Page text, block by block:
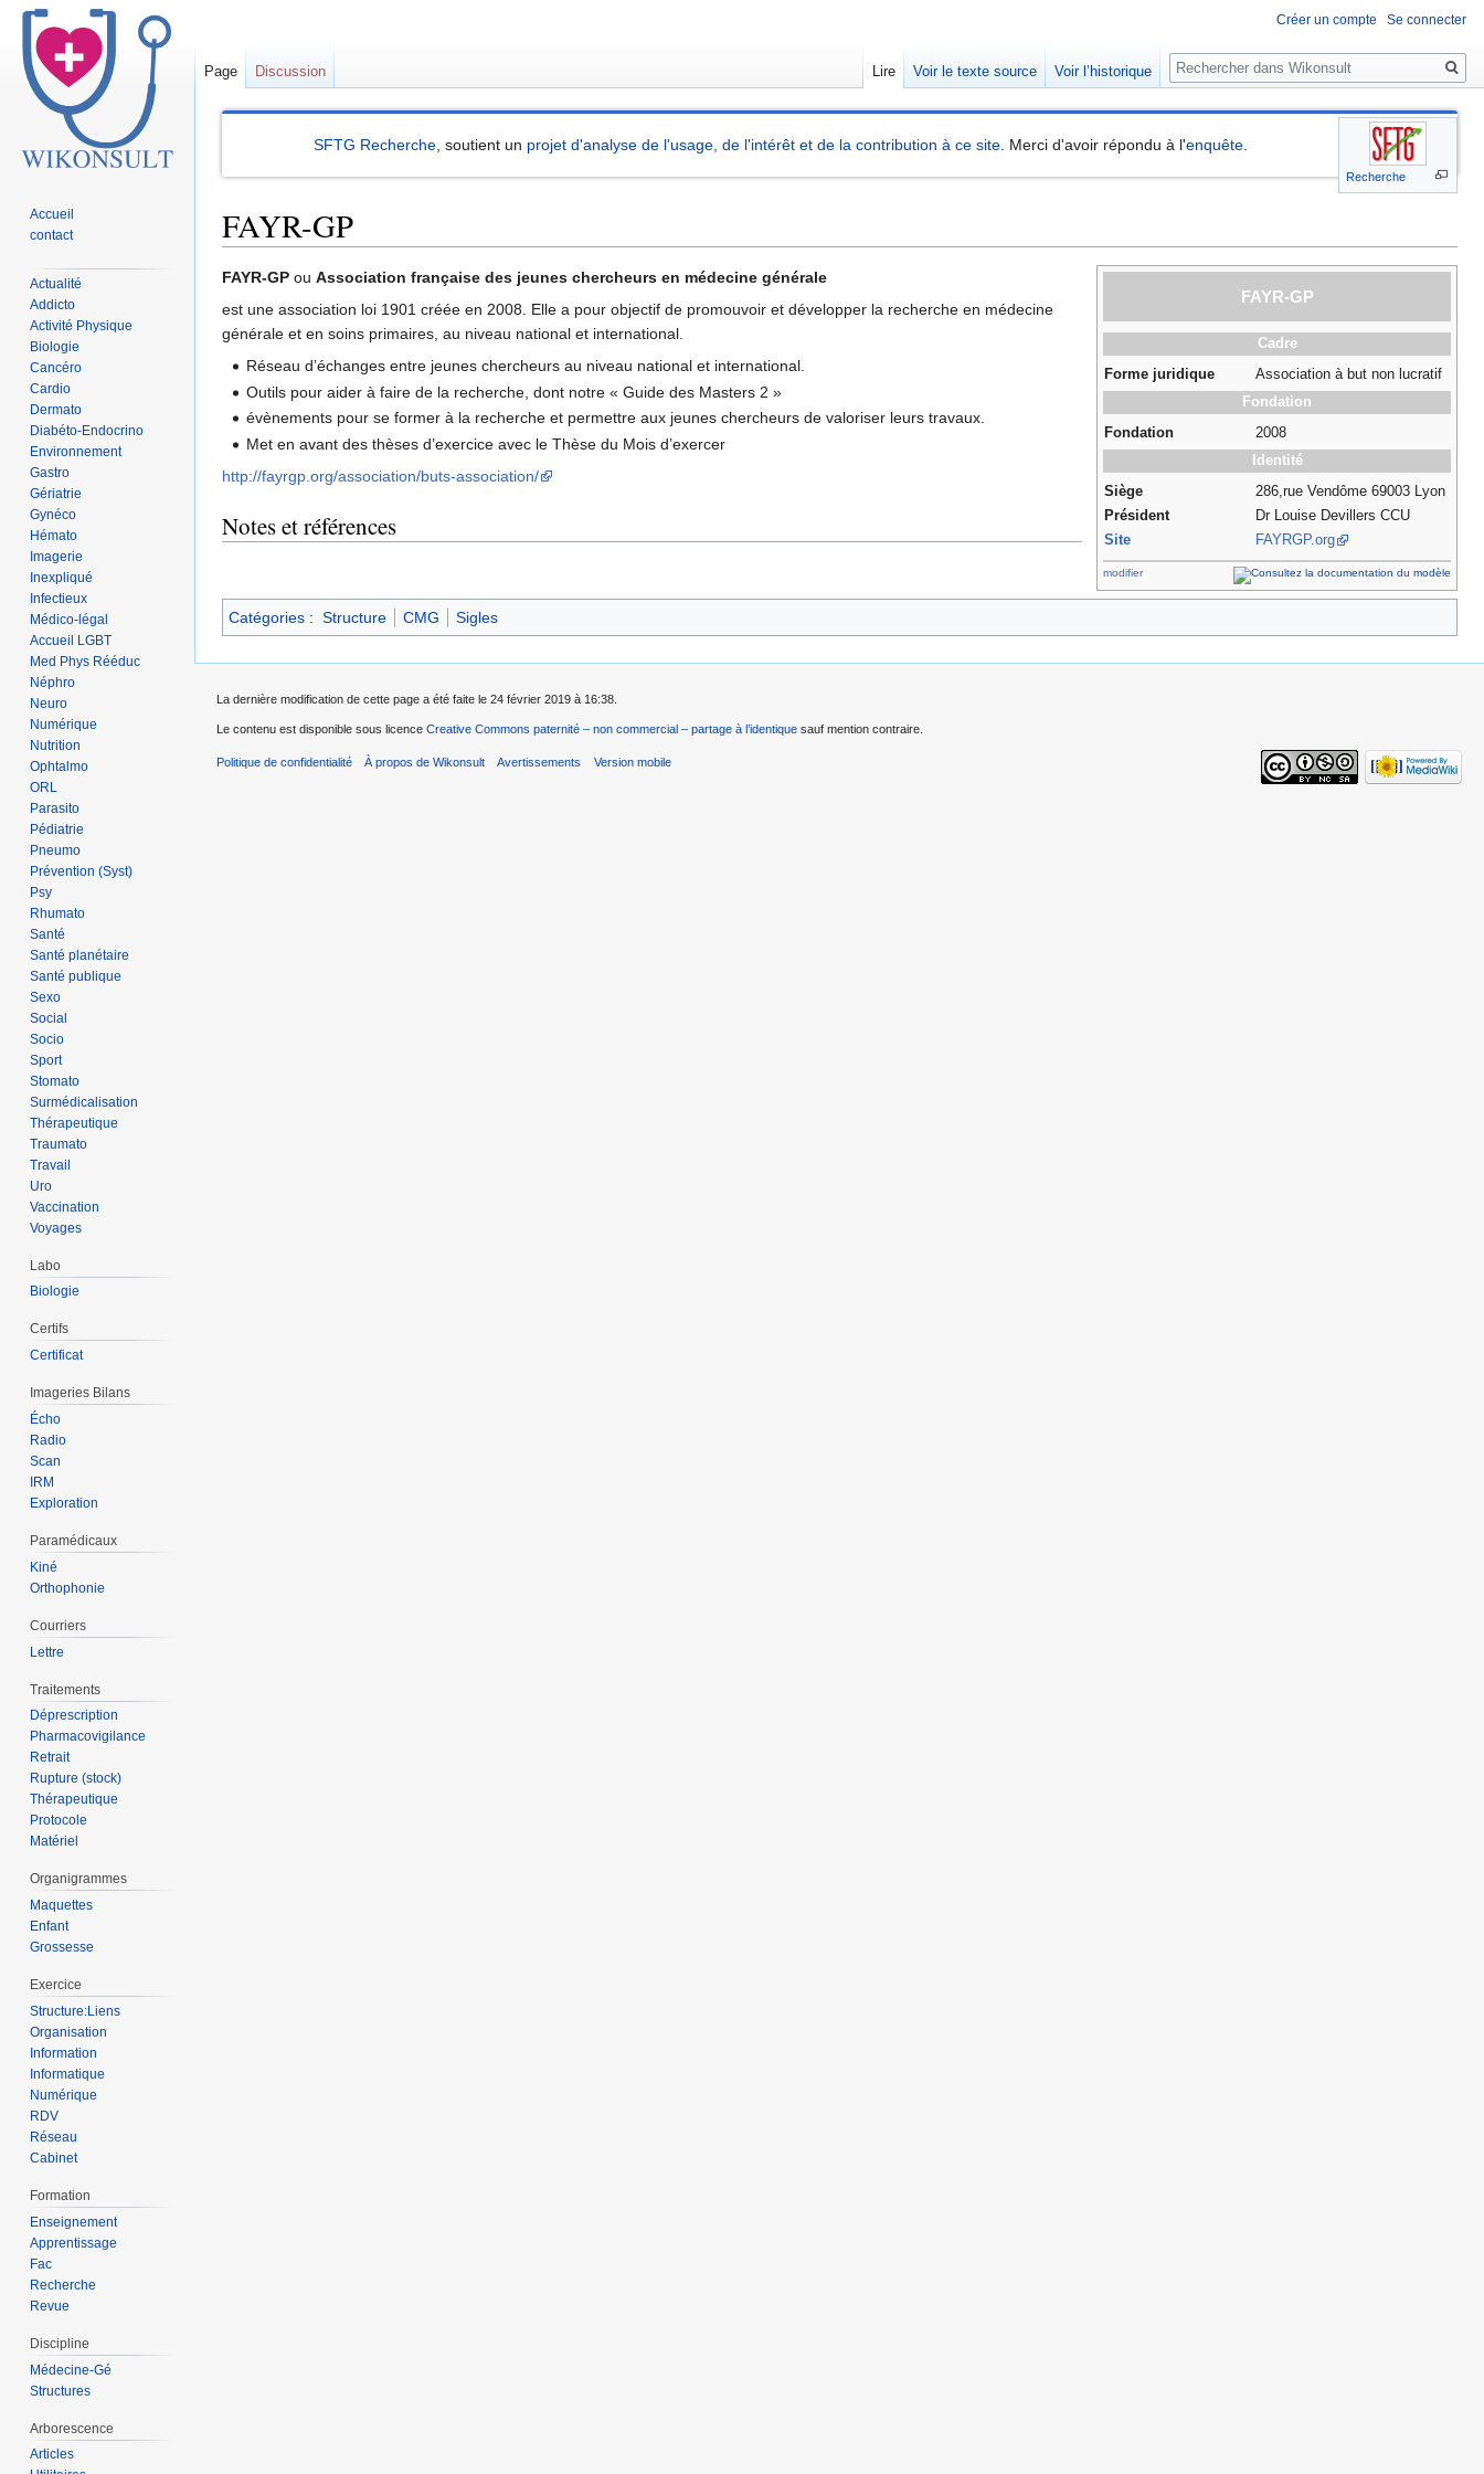
Recherche
SFTG Recherche , soutient un projet d'analyse de l'usage, de l'intérêt et de la contribution à ce site . Merci d'avoir répondu à l'enquête
FAYR-GP
Sauter
Sauter
FAYR-GP
Cadre
Forme juridique
Association à but non lucratif
Fondation
Fondation
2008
Identité
Siège
286,rue Vendôme 69003 Lyon
Président
Dr Louise Devillers CCU
Site
FAYRGP.org
modifier
FAYR-GP ou Association française des jeunes chercheurs en médecine générale
est une association loi 1901 créée en 2008. Elle a pour objectif de promouvoir et développer la recherche en médecine
générale et en soins primaires, au niveau national et international.
Réseau d’échanges entre jeunes chercheurs au niveau national et international.
Outils pour aider à faire de la recherche, dont notre « Guide des Masters 2 »
évènements pour se former à la recherche et permettre aux jeunes chercheurs de valoriser leurs travaux.
Met en avant des thèses d’exercice avec le Thèse du Mois d’exercer
http://fayrgp.org/association/buts-association/
Notes et références
Catégories : Structure CMG Sigles
Créer un compte Se connecter
Page Discussion Lire Voir le texte source Voir l’historique
Rechercher
Accueil
contact
Actualité
Addicto
Activité Physique
Biologie
Cancéro
Cardio
Dermato
Diabéto-Endocrino
Environnement
Gastro
Gériatrie
Gynéco
Hémato
Imagerie
Inexpliqué
Infectieux
Médico-légal
Accueil LGBT
Med Phys Rééduc
Néphro
Neuro
Numérique
Nutrition
Ophtalmo
ORL
Parasito
Pédiatrie
Pneumo
Prévention (Syst)
Psy
Rhumato
Santé
Santé planétaire
Santé publique
Sexo
Social
Socio
Sport
Stomato
Surmédicalisation
Thérapeutique
Traumato
Travail
Uro
Vaccination
Voyages
Labo
Biologie
Certifs
Certificat
Imageries Bilans
Écho
Radio
Scan
IRM
Exploration
Paramédicaux
Kiné
Orthophonie
Courriers
Lettre
Traitements
Déprescription
Pharmacovigilance
Retrait
Rupture (stock)
Thérapeutique
Protocole
Matériel
Organigrammes
Maquettes
Enfant
Grossesse
Exercice
Structure:Liens
Organisation
Information
Informatique
Numérique
RDV
Réseau
Cabinet
Formation
Enseignement
Apprentissage
Fac
Recherche
Revue
Discipline
Médecine-Gé
Structures
Arborescence
Articles
La dernière modification de cette page a été faite le 24 février 2019 à 16:38.
Le contenu est disponible sous licence Creative Commons paternité – non commercial – partage à l’identique sauf mention contraire.
Politique de confidentialité À propos de Wikonsult Avertissements Version mobile